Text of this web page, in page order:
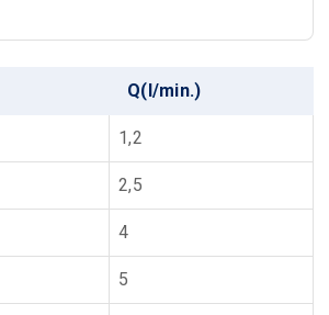
Q(l/min.)
1,2
2,5
4
5